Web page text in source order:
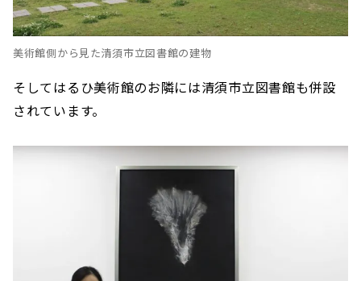
美術館側から見た清須市立図書館の建物
そしてはるひ美術館のお隣には清須市立図書館も併設
されています。